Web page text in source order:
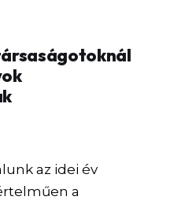
az idei év
a